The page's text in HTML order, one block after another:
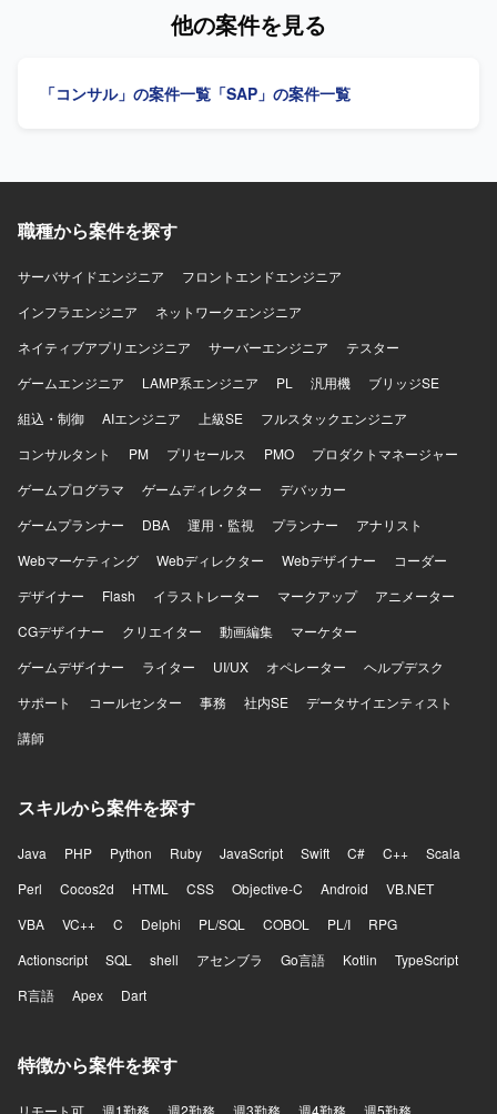
会計領域のシステム構築・開発を行います。
います。テストおよび移行支援にも携わっていただきま
スに主体的に取り組んでいただける方を求めています。日
なプロジェクトに参画し、調達・購買領域における専門性
だけます。MMリードとしてのキャリア形成や他モジュール
S/4HANAまたはECC環境上でのMM領域を中心としたシス
発生する可能性があります。
他の案件を見る
「コンサル」の案件一覧 「SAP」の案件一覧
職種から案件を探す
サーバサイドエンジニア
フロントエンドエンジニア
インフラエンジニア
ネットワークエンジニア
ネイティブアプリエンジニア
サーバーエンジニア
テスター
ゲームエンジニア
LAMP系エンジニア PL 汎用機
ブリッジSE
組込・制御
AIエンジニア 上級SE
フルスタックエンジニア
コンサルタント
PM プリセールス PMO
プロダクトマネージャー
ゲームプログラマ
ゲームディレクター
デバッカー
ゲームプランナー
DBA 運用・監視 プランナー
アナリスト
Webマーケティング
Webディレクター Webデザイナー
コーダー
デザイナー
Flash イラストレーター マークアップ
アニメーター
CGデザイナー
クリエイター 動画編集
マーケター
ゲームデザイナー
ライター UI/UX オペレーター
ヘルプデスク
サポート
コールセンター 事務 社内SE
データサイエンティスト
講師
スキルから案件を探す
Java PHP Python Ruby JavaScript Swift C# C++
Scala
Perl
Cocos2d HTML CSS Objective-C Android
VB.NET
VBA
VC++ C Delphi PL/SQL COBOL PL/I
RPG
Actionscript
SQL shell アセンブラ Go言語 Kotlin
TypeScript
R言語
Apex Dart
特徴から案件を探す
リモート可 週1勤務 週2勤務 週3勤務 週4勤務 週5勤務